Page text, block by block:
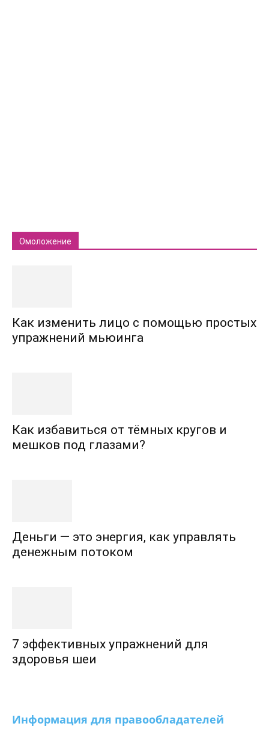
Омоложение
Как изменить лицо с помощью простых
упражнений мьюинга
Как избавиться от тёмных кругов и
мешков под глазами?
Деньги — это энергия, как управлять
денежным потоком
7 эффективных упражнений для
здоровья шеи
Информация для правообладателей